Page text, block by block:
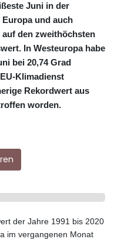
Juni in der
und auch
den zweithöchsten
In Westeuropa habe
bei 20,74 Grad
Klimadienst
Rekordwert aus
worden.
der Jahre 1991 bis 2020
im vergangenen Monat